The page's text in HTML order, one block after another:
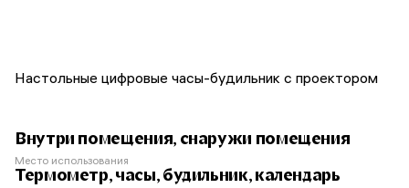
Настольные цифровые часы-будильник с проектором
Внутри помещения, снаружи помещения
Место использования
Термометр, часы, будильник, календарь